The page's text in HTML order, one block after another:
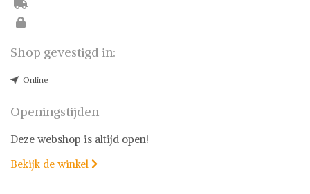
Shop gevestigd in:
Online
Openingstijden
Deze webshop is altijd open!
Bekijk de winkel 